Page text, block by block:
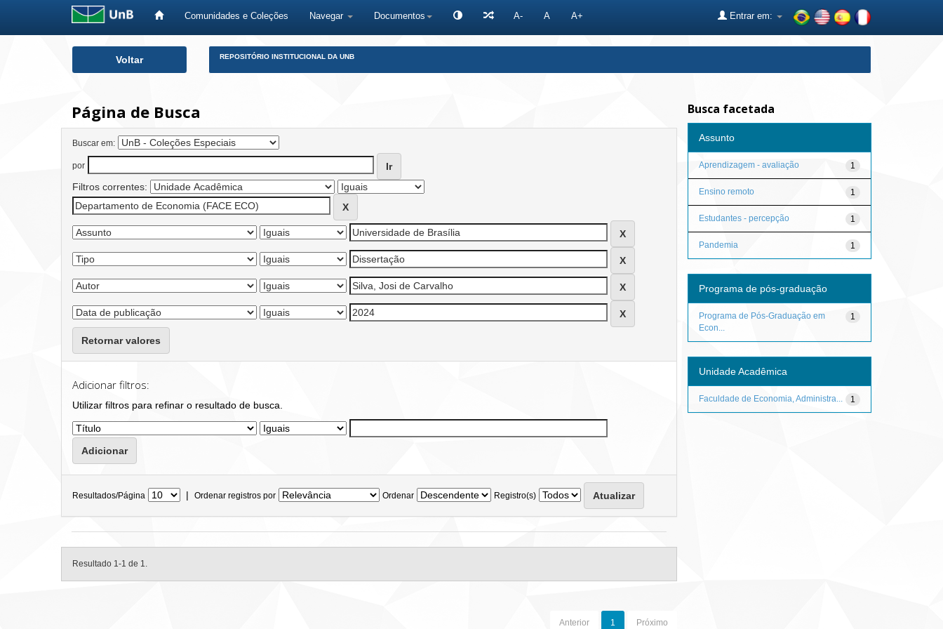
Comunidades e Coleções Navegar Documentos A- A A+ Entrar em:
Voltar REPOSITÓRIO INSTITUCIONAL DA UNB
Página de Busca
Buscar em:
por
Filtros correntes:
Retornar valores
Adicionar filtros:
Utilizar filtros para refinar o resultado de busca.
Resultados/Página | Ordenar registros por Ordenar Registro(s)
Resultado 1-1 de 1.
Anterior 1 Próximo
Busca facetada
Assunto
1
Aprendizagem - avaliação
1
Ensino remoto
1
Estudantes - percepção
1
Pandemia
Programa de pós-graduação
1
Programa de Pós-Graduação em
Econ...
Unidade Acadêmica
1
Faculdade de Economia, Administra...